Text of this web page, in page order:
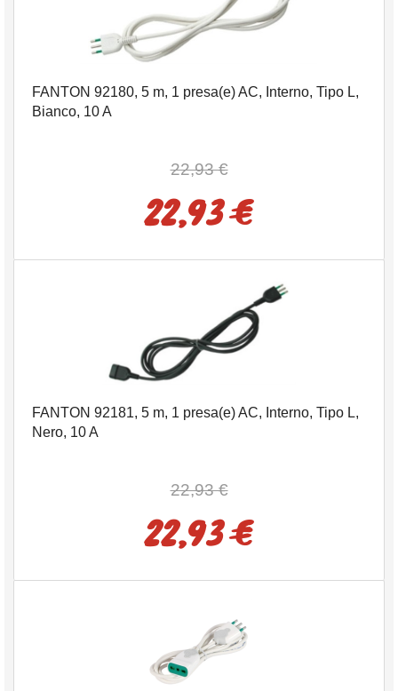
FANTON 92180, 5 m, 1 presa(e) AC, Interno, Tipo L,
Bianco, 10 A
22,93 €
22,93 €
FANTON 92181, 5 m, 1 presa(e) AC, Interno, Tipo L,
Nero, 10 A
22,93 €
22,93 €